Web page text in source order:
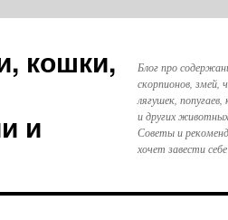
кошки,
и
Блог про
скорпионов, змей,
лягушек,
и других
Советы и
хочет завести